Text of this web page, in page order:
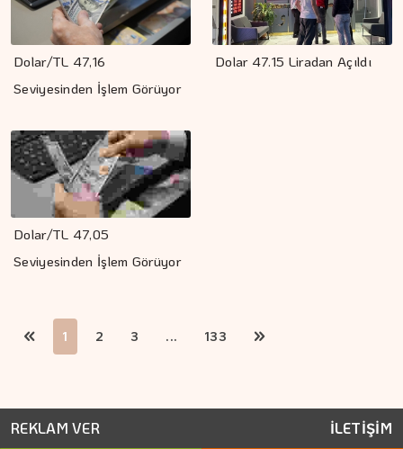
Dolar/TL 47,16
Seviyesinden İşlem Görüyor
Dolar 47.15 Liradan Açıldı
Dolar/TL 47,05
Seviyesinden İşlem Görüyor
1 2 3 ... 133
REKLAM VER İLETİŞİM